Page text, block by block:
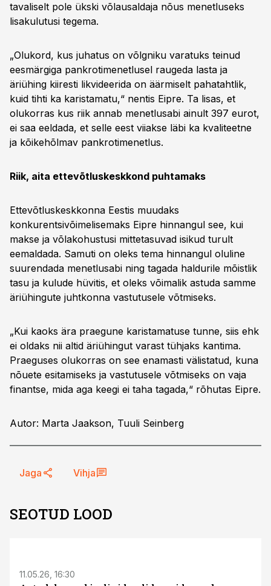
tavaliselt pole ükski võlausaldaja nõus menetluseks
lisakulutusi tegema.
„Olukord, kus juhatus on võlgniku varatuks teinud
eesmärgiga pankrotimenetlusel raugeda lasta ja
äriühing kiiresti likvideerida on äärmiselt pahatahtlik,
kuid tihti ka karistamatu,“ nentis Eipre. Ta lisas, et
olukorras kus riik annab menetlusabi ainult 397 eurot,
ei saa eeldada, et selle eest viiakse läbi ka kvaliteetne
ja kõikehõlmav pankrotimenetlus.
Riik, aita ettevõtluskeskkond puhtamaks
Ettevõtluskeskkonna Eestis muudaks
konkurentsivõimelisemaks Eipre hinnangul see, kui
makse ja võlakohustusi mittetasuvad isikud turult
eemaldada. Samuti on oleks tema hinnangul oluline
suurendada menetlusabi ning tagada haldurile mõistlik
tasu ja kulude hüvitis, et oleks võimalik astuda samme
äriühingute juhtkonna vastutusele võtmiseks.
„Kui kaoks ära praegune karistamatuse tunne, siis ehk
ei oldaks nii altid äriühingut varast tühjaks kantima.
Praeguses olukorras on see enamasti välistatud, kuna
nõuete esitamiseks ja vastutusele võtmiseks on vaja
finantse, mida aga keegi ei taha tagada,“ rõhutas Eipre.
Autor: Marta Jaakson, Tuuli Seinberg
Jaga Vihja
SEOTUD LOOD
11.05.26, 16:30